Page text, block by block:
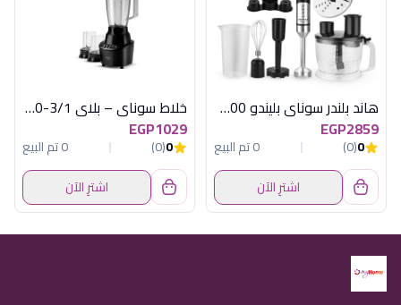
هاند بلندر سوناي بليندو 1500 وات MAR-577
EGP2859
0
(0)
0 تم البيع
اشترِ الآن
خلاط سوناي – بلاي 3/1-400 وات , 1.5 لتر , 3 سرعات, اسود MAR – 2300
EGP1029
0
(0)
0 تم البيع
اشترِ الآن